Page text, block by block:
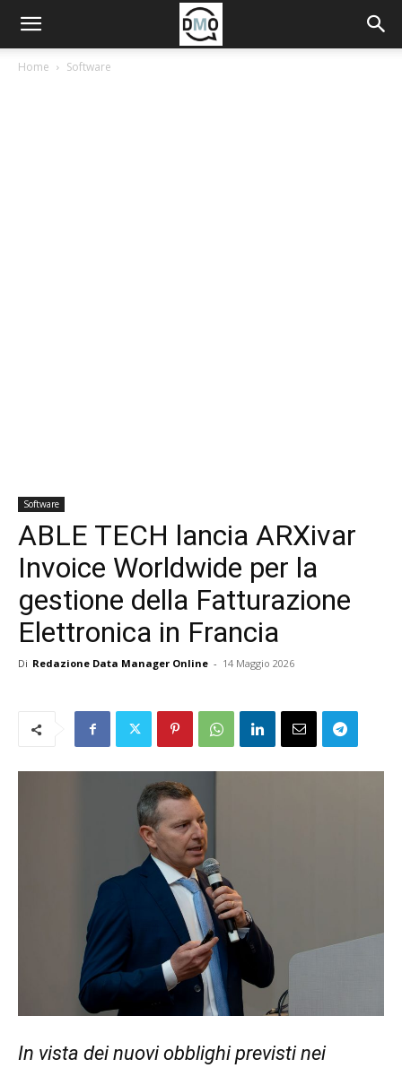
Home Software
Software
ABLE TECH lancia ARXivar
Invoice Worldwide per la
gestione della Fatturazione
Elettronica in Francia
Di Redazione Data Manager Online - 14 Maggio 2026
In vista dei nuovi obblighi previsti nei